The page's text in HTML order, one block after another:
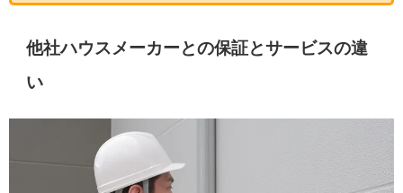
他社ハウスメーカーとの保証とサービスの違
い